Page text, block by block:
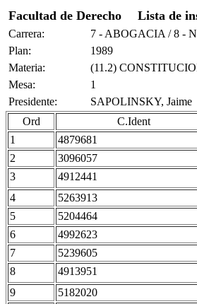
Facultad de Derecho Lista de
Carrera:
7 - ABOGACIA / 8 -
Plan:
1989
Materia:
(11.2)
Mesa:
1
Presidente:
SAPOLINSKY, Jaime
Ord
C.Ident
1
4879681
2 3096057
3 4912441
4 5263913
5 5204464
6 4992623
7 5239605
8 4913951
9 5182020